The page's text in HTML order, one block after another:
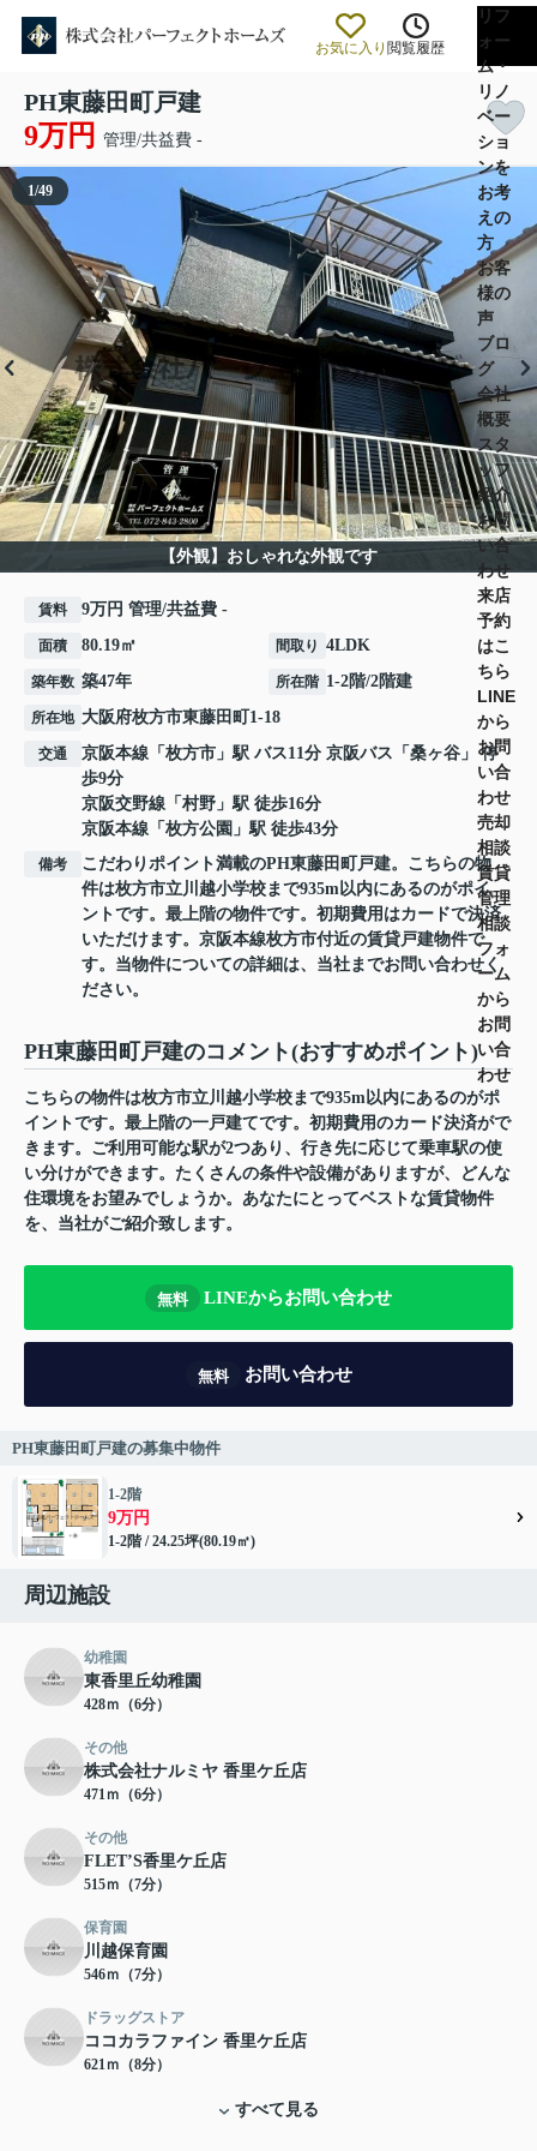
お気に入り 閲覧履歴
リフ
ォー
ム・
リノ
ベー
ショ
ンを
お考
えの
方
お客
様の
声
ブロ
グ
会社
概要
スタ
ッフ
紹介
お問
い合
わせ
来店
予約
はこ
ちら
LINE
から
お問
い合
わせ
売却
相談
賃貸
管理
相談
フォ
ーム
から
お問
い合
わせ
PH東藤田町戸建
9万円 管理/共益費 -
【外観】おしゃれな外観です
1/49
賃料 9万円 管理/共益費 -
面積 80.19㎡ 間取り 4LDK
築年数 築47年 所在階 1-2階/2階建
所在地 大阪府枚方市東藤田町 1-18
交通 京阪本線 「 枚方市 」駅 バス11分 京阪バス「桑ヶ谷」 停
歩9分
京阪交野線 「 村野 」駅 徒歩16分
京阪本線 「 枚方公園 」駅 徒歩43分
備考
こだわりポイント満載のPH東藤田町戸建。こちらの物
件は枚方市立川越小学校まで935m以内にあるのがポイ
ントです。最上階の物件です。初期費用はカードで決済
いただけます。京阪本線枚方市付近の賃貸戸建物件で
す。当物件についての詳細は、当社までお問い合わせく
ださい。
PH東藤田町戸建のコメント(おすすめポイント)
こちらの物件は枚方市立川越小学校まで935m以内にあるのがポ
イントです。最上階の一戸建てです。初期費用のカード決済がで
きます。ご利用可能な駅が2つあり、行き先に応じて乗車駅の使
い分けができます。たくさんの条件や設備がありますが、どんな
住環境をお望みでしょうか。あなたにとってベストな賃貸物件
を、当社がご紹介致します。
無料 LINEからお問い合わせ
無料 お問い合わせ
PH東藤田町戸建の募集中物件
1-2階
9万円
1-2階 / 24.25坪(80.19㎡)
周辺施設
幼稚園
東香里丘幼稚園
428ｍ（6分）
その他
株式会社ナルミヤ 香里ケ丘店
471ｍ（6分）
その他
FLET’S香里ケ丘店
515ｍ（7分）
保育園
川越保育園
546ｍ（7分）
ドラッグストア
ココカラファイン 香里ケ丘店
621ｍ（8分）
すべて見る